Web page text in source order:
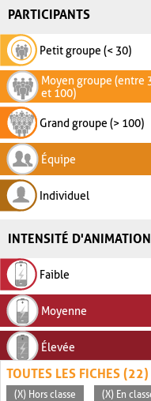
PARTICIPANTS
Petit groupe (< 30)
Moyen groupe (entre
et 100)
Grand groupe (> 100)
Équipe
Individuel
INTENSITÉ D'ANIMATION
Faible
Moyenne
Élevée
TOUTES LES FICHES (22)
(X) Hors classe (X) En